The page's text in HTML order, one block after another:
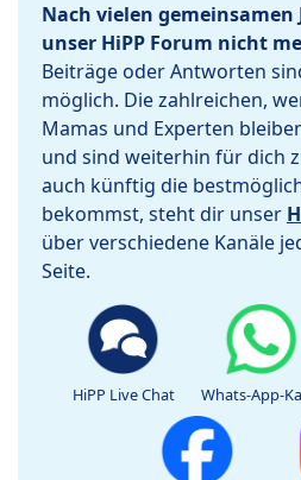
Nach vielen
unser HiPP Forum nicht
Beiträge oder Antworten
möglich. Die zahlreichen,
Mamas und Experten
und sind weiterhin für dich
auch künftig die
bekommst, steht dir unser
über verschiedene Kanäle
Seite.
HiPP Live Chat Whats-App-